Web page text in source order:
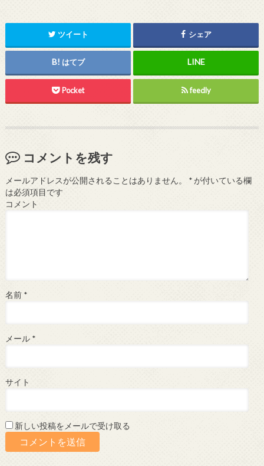
ツイート シェア
はてブ
Pocket feedly
コメントを残す
メールアドレスが公開されることはありません。 *が付いている欄
は必須項目です
コメント
名前 *
メール *
サイト
新しい投稿をメールで受け取る